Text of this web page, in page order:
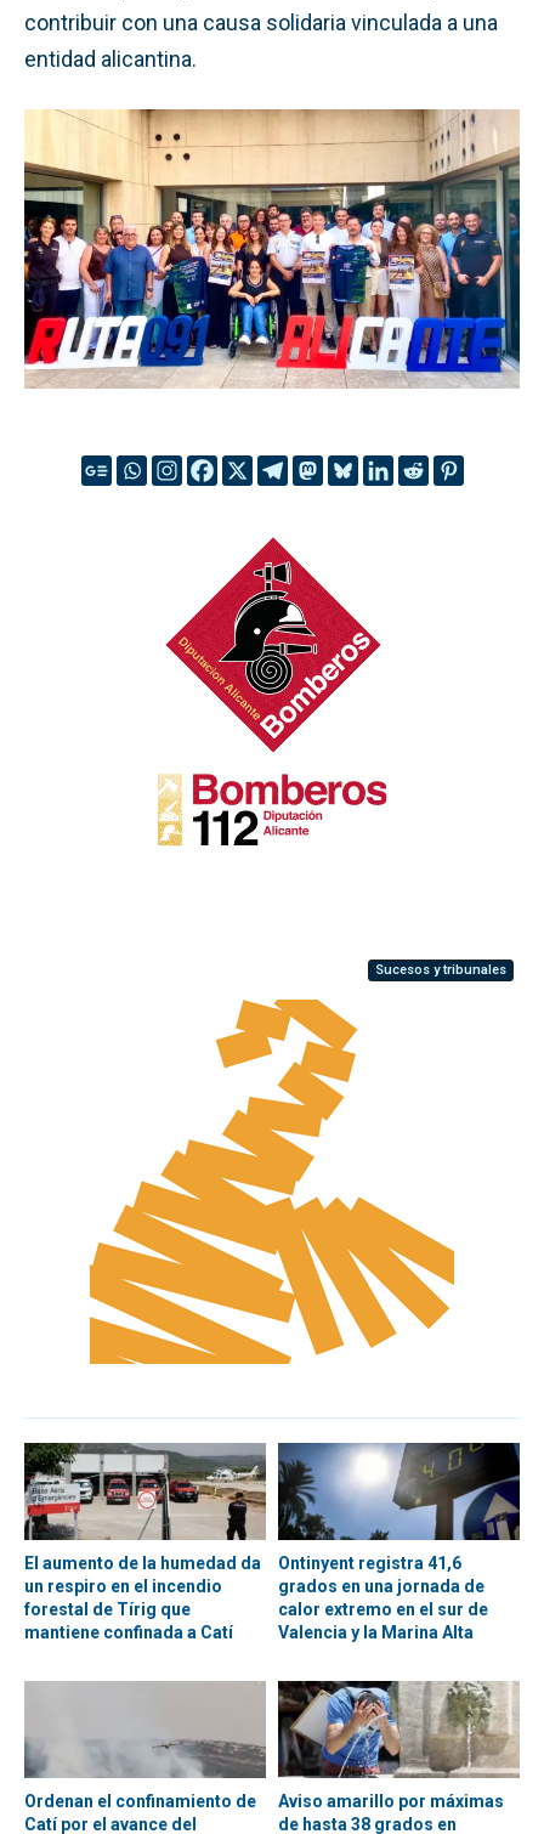
contribuir con una causa solidaria vinculada a una
entidad alicantina.
Sucesos y tribunales
El aumento de la humedad da
un respiro en el incendio
forestal de Tírig que
mantiene confinada a Catí
Ontinyent registra 41,6
grados en una jornada de
calor extremo en el sur de
Valencia y la Marina Alta
Ordenan el confinamiento de
Catí por el avance del
Aviso amarillo por máximas
de hasta 38 grados en